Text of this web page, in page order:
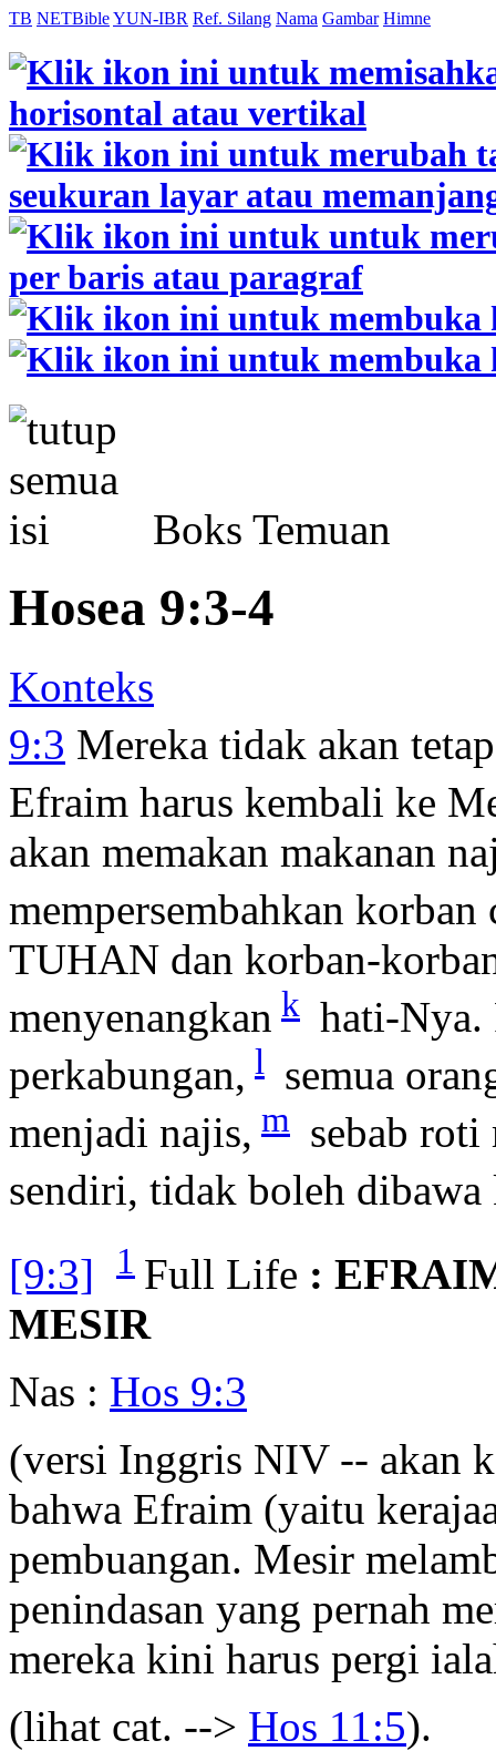
TB NETBibleYUN-IBR Ref. Silang Nama Gambar Himne
Boks Temuan
Hosea 9:3-4
Konteks
9:3 Mereka tidak akan
Efraim harus kembali ke
akan memakan makanan
mempersembahkan korban
TUHAN dan korban-
menyenangkan k hati-Nya.
perkabungan, l
semua
menjadi najis, m sebab
sendiri, tidak boleh
[9:3]
1 Full Life :
MESIR
Nas : Hos 9:3
(versi Inggris NIV -- akan
bahwa Efraim (yaitu
pembuangan. Mesir
penindasan yang pernah
mereka kini harus pergi
(lihat cat. --> Hos 11:5).